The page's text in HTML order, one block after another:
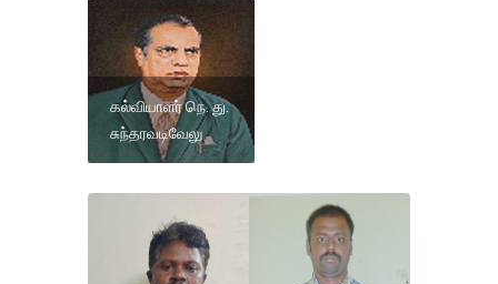
கல்வியாளர் நெ. து.
சுந்தரவடிவேலு